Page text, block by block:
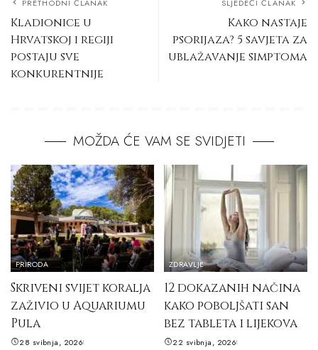
PRETHODNI ČLANAK
Kladionice u
Hrvatskoj i regiji
postaju sve
konkurentnije
SLJEDEĆI ČLANAK
Kako nastaje
psorijaza? 5 savjeta za
ublažavanje simptoma
MOŽDA ĆE VAM SE SVIDJETI
PRIRODA
Skriveni svijet koralja
zaživio u Aquariumu
Pula
28 svibnja, 2026
ZDRAVLJE
12 dokazanih načina
kako poboljšati san
bez tableta i lijekova
22 svibnja, 2026